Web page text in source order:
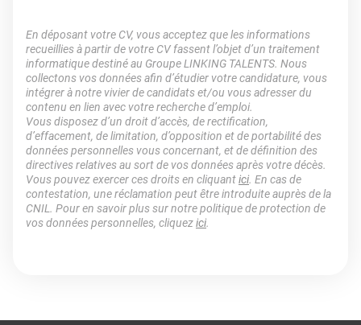
En déposant votre CV, vous acceptez que les informations
recueillies à partir de votre CV fassent l’objet d’un traitement
informatique destiné au Groupe LINKING TALENTS. Nous
collectons vos données afin d’étudier votre candidature, vous
intégrer à notre vivier de candidats et/ou vous adresser du
contenu en lien avec votre recherche d’emploi.
Vous disposez d’un droit d’accès, de rectification,
d’effacement, de limitation, d’opposition et de portabilité des
données personnelles vous concernant, et de définition des
directives relatives au sort de vos données après votre décès.
Vous pouvez exercer ces droits en cliquantici. En cas de
contestation, une réclamation peut être introduite auprès de la
CNIL. Pour en savoir plus sur notre politique de protection de
vos données personnelles, cliquezici.